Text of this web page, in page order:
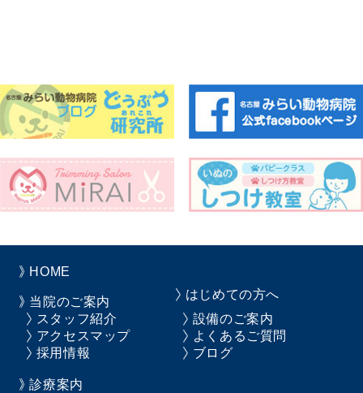
HOME
当院のご案内
はじめての方へ
スタッフ紹介
設備のご案内
アクセスマップ
よくあるご質問
採用情報
ブログ
診療案内